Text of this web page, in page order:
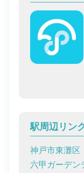
駅周辺リン
神戸市東灘区
六甲ガーデン